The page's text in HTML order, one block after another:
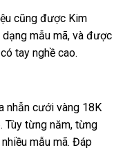
cũng được Kim
mẫu mã, và được
tay nghề cao.
nhẫn cưới vàng 18K
Tùy từng năm, từng
mẫu mã. Đáp